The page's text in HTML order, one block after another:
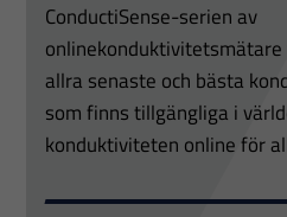
ConductiSense-serien av
allra senaste och bästa
som finns tillgängliga i
konduktiviteten online för